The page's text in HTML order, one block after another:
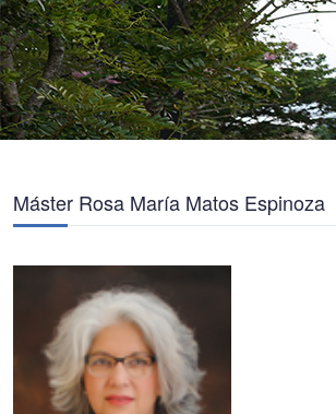
Máster Rosa María Matos Espinoza